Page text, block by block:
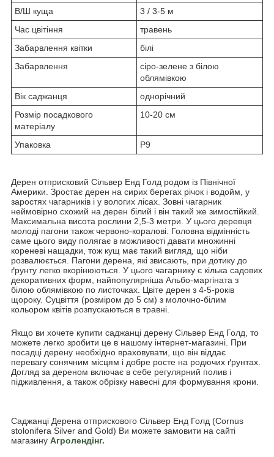
В/Ш куща
3 / 3-5 м
Час цвітіння
травень
Забарвлення квітки
білі
Забарвлення
сіро-зелене з білою
облямівкою
Вік саджанця
однорічний
Розмір посадкового
матеріалу
10-20 см
Упаковка Р9
Дерен отприсковий Сільвер Енд Голд родом із Північної
Америки. Зростає дерен на сирих берегах річок і водойм, у
заростях чагарників і у вологих лісах. Зовні чагарник
неймовірно схожий на дерен білий і він такий же зимостійкий.
Максимальна висота рослини 2,5-3 метри. У цього деревця
молоді пагони також червоно-коралові. Головна відмінність
саме цього виду полягає в можливості давати множинні
кореневі нащадки, тож кущ має такий вигляд, що ніби
розвалюється. Пагони дерена, які звисають, при дотику до
ґрунту легко вкорінюються. У цього чагарнику є кілька садових
декоративних форм, найпопулярніша Альбо-маргіната з
білою облямівкою по листочках. Цвіте дерен з 4-5-років
щороку. Суцвіття (розміром до 5 см) з молочно-білим
кольором квітів розпускаються в травні.
Якщо ви хочете купити саджанці дерену Сільвер Енд Голд, то
можете легко зробити це в нашому інтернет-магазині. При
посадці дерену необхідно враховувати, що він віддає
перевагу сонячним місцям і добре росте на родючих ґрунтах.
Догляд за дереном включає в себе регулярний полив і
підживлення, а також обрізку навесні для формування крони.
Саджанці Дерена отприскового Сільвер Енд Голд (Cornus
stolonifera Silver and Gold) Ви можете замовити на сайті
магазину Агролендінг.